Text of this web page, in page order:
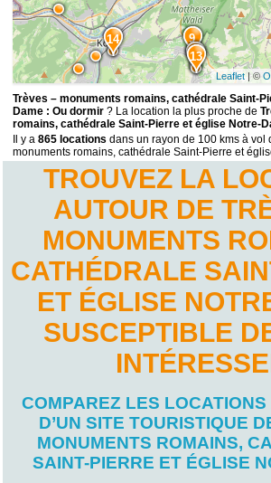
14
13
11
9
Leaflet| ©
Trèves – monuments romains, cathédrale Saint-
Dame : Ou dormir ? La location la plus proche de
romains, cathédrale Saint-Pierre et église Notre-
Il y a865 locations dans un rayon de 100 kms à vol
monuments romains, cathédrale Saint-Pierre et
TROUVEZ LA
AUTOUR DE
MONUMENTS
CATHÉDRALE
ET ÉGLISE
SUSCEPTIBLE
COMPAREZ LES LOCATIONS
D’UN SITE TOURISTIQUE
MONUMENTS ROMAINS,
SAINT-PIERRE ET ÉGLISE